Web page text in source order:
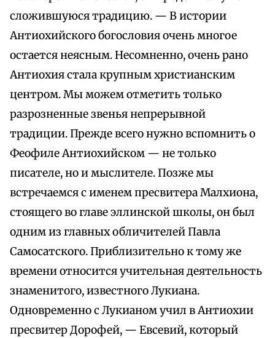
сложившуюся традицию. — В истории
Антиохийского богословия очень многое
остается неясным. Несомненно, очень рано
Антиохия стала крупным христианским
центром. Мы можем отметить только
разрозненные звенья непрерывной
традиции. Прежде всего нужно вспомнить о
Феофиле Антиохийском — не только
писателе, но и мыслителе. Позже мы
встречаемся с именем пресвитера Малxиона,
стоящего во главе эллинской школы, он был
одним из главных обличителей Павла
Самосатского. Приблизительно к тому же
времени относится учительная деятельность
знаменитого, известного Лукиана.
Одновременно с Лукианом учил в Антиохии
пресвитер Дорофей, — Евсевий, который